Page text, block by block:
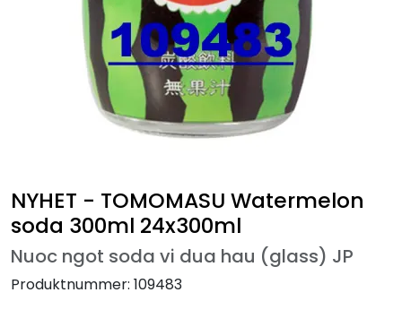
NYHET - TOMOMASU Watermelon
soda 300ml 24x300ml
Nuoc ngot soda vi dua hau (glass) JP
Produktnummer: 109483